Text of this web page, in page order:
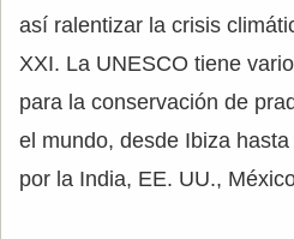
así ralentizar la crisis
XXI. La UNESCO tiene
para la conservación de
el mundo, desde Ibiza
por la India, EE. UU.,